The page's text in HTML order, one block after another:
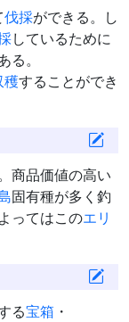
伐採ができる。し
しているために
。
穫することができ
商品価値の高い
固有種が多く釣
ってはこのエリ
る宝箱 ・